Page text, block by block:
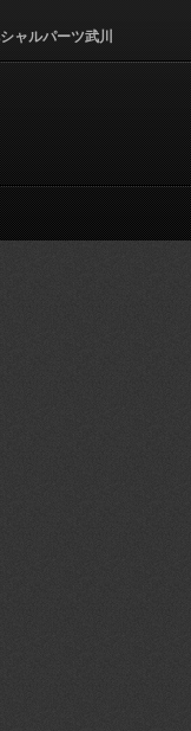
ャルパーツ武川